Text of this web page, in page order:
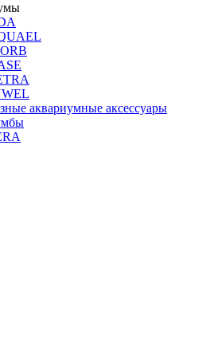
аквариумные аксессуары